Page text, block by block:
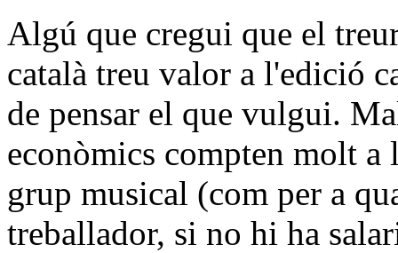
Algú que cregui que el
català treu valor a l'edició
de pensar el que vulgui.
econòmics compten molt
grup musical (com per a
treballador, si no hi ha